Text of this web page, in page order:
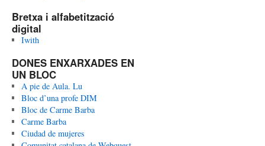
Bretxa i alfabetització
digital
Iwith
DONES ENXARXADES EN
UN BLOC
A pie de Aula. Lu
Bloc d’una profe DIM
Bloc de Carme Barba
Carme Barba
Ciudad de mujeres